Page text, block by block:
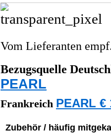
Vom Lieferanten
Bezugsquelle
PEARL
Frankreich PEARL €
Zubehör / häufig